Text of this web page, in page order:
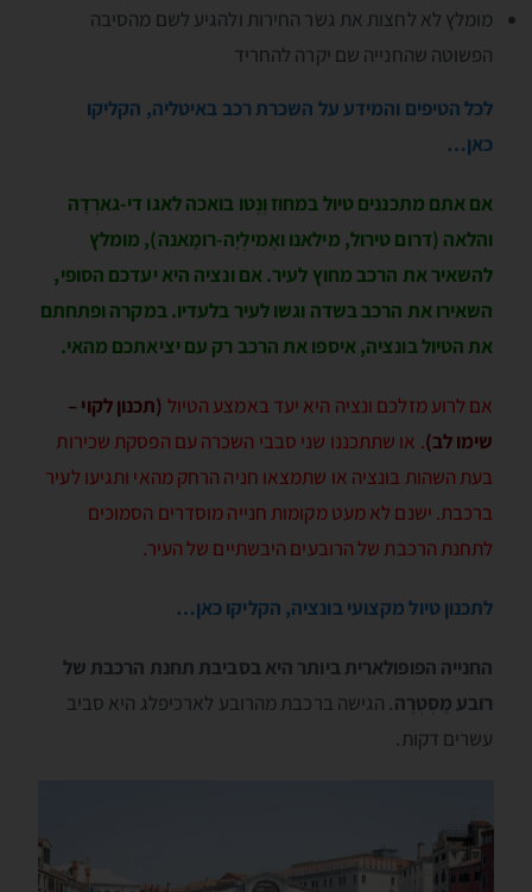
מומלץ לא לחצות את גשר החירות ולהגיע לשם מהסיבה
הפשוטה שהחנייה שם יקרה להחריד
לכל הטיפים והמידע על השכרת רכב באיטליה, הקליקו
כאן…
אם אתם מתכננים טיול במחוז וֶנֶטו בואכהלאגו די-גארְדָה
והלאה (דרום טירול, מילאנוואֶמילְיָה-רומָאנה), מומלץ
להשאיר את הרכב מחוץ לעיר. אם ונציה היא יעדכם הסופי,
השאירו את הרכב בשדה וגשו לעיר בלעדיו. במקרה ופתחתם
את הטיול בונציה, איספו את הרכב רק עם יציאתכם מהאי.
אם לרוע מזלכם ונציה היא יעד באמצע הטיול (תכנון לקוי –
שימו לב). או שתתכננו שני סבבי השכרה עם הפסקת שכירות
בעת השהות בונציה או שתמצאו חניה הרחק מהאי ותגיעו לעיר
ברכבת. ישנם לא מעט מקומות חנייה מוסדרים הסמוכים
לתחנת הרכבת של הרובעים היבשתיים של העיר.
לתכנון טיול מקצועי בונציה, הקליקו כאן…
החנייה הפופולארית ביותר היא בסביבת תחנת הרכבת של
רובע מֶסְטְרֶה. הגישה ברכבת מהרובע לארכיפלג היא סביב
עשרים דקות.